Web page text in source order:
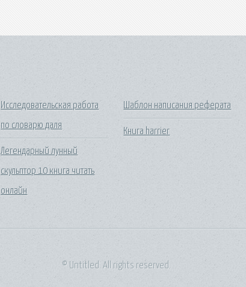
Исследовательская работа
по словарю даля
Легендарный лунный
скульптор 10 книга читать
онлайн
Шаблон написания реферата
Книга harrier
© Untitled. All rights reserved.